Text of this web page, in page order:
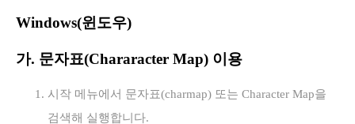
Windows(윈도우)
가. 문자표(Chararacter Map) 이용
시작 메뉴에서 문자표(charmap) 또는 Character Map을
검색해 실행합니다.